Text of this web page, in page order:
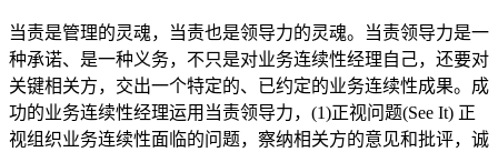
当责是管理的灵魂，当责也是领导力的灵魂。当责领导力是一
种承诺、是一种义务，不只是对业务连续性经理自己，还要对
关键相关方，交出一个特定的、已约定的业务连续性成果。成
功的业务连续性经理运用当责领导力，(1)正视问题(See It) 正
视组织业务连续性面临的问题，察纳相关方的意见和批评，诚